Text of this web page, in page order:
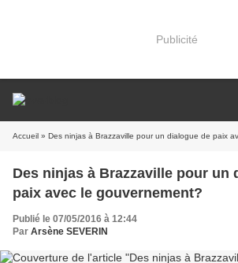
Publicité
Accueil » Des ninjas à Brazzaville pour un dialogue de paix
Des ninjas à Brazzaville pour un
paix avec le gouvernement?
Publié le 07/05/2016 à 12:44
Par Arsène SEVERIN